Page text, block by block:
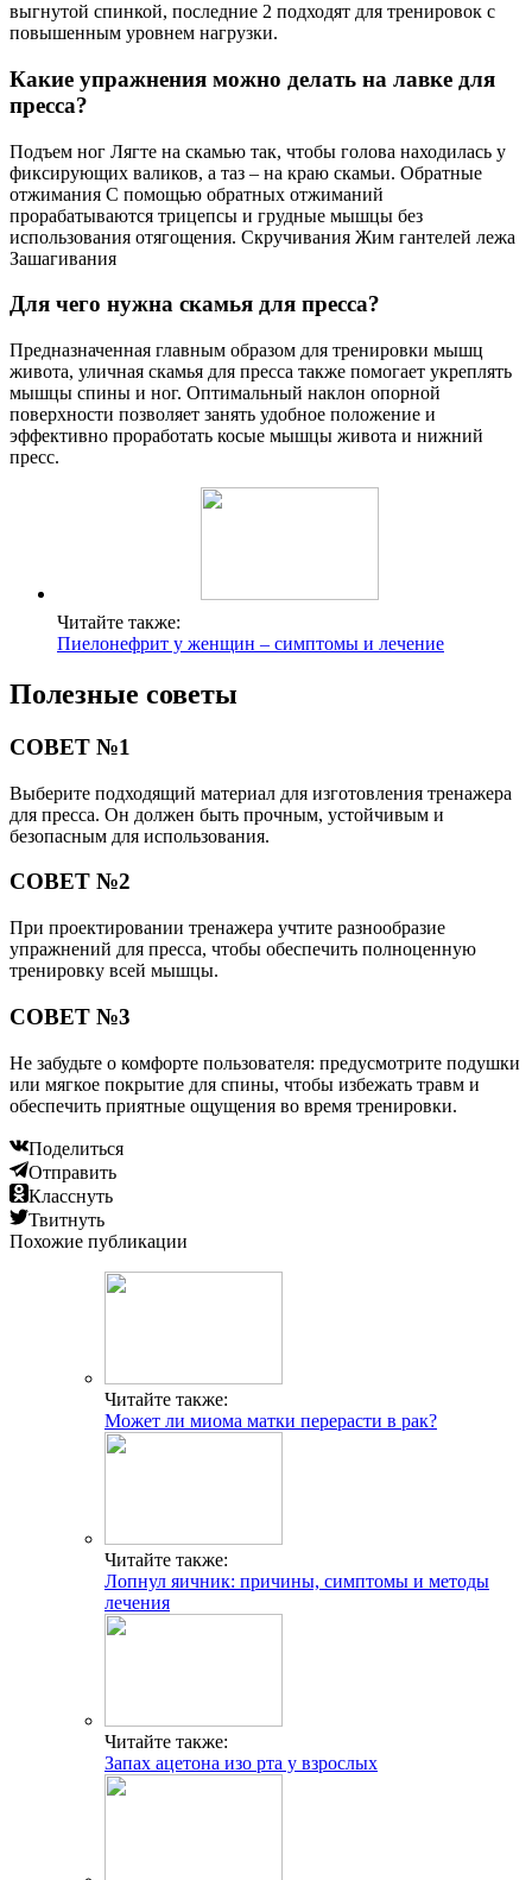
выгнутой спинкой, последние 2 подходят для тренировок с
повышенным уровнем нагрузки.
Какие упражнения можно делать на лавке для
пресса?
Подъем ног Лягте на скамью так, чтобы голова находилась у
фиксирующих валиков, а таз – на краю скамьи. Обратные
отжимания С помощью обратных отжиманий
прорабатываются трицепсы и грудные мышцы без
использования отягощения. Скручивания Жим гантелей лежа
Зашагивания
Для чего нужна скамья для пресса?
Предназначенная главным образом для тренировки мышц
живота, уличная скамья для пресса также помогает укреплять
мышцы спины и ног. Оптимальный наклон опорной
поверхности позволяет занять удобное положение и
эффективно проработать косые мышцы живота и нижний
пресс.
Читайте также:
Пиелонефрит у женщин – симптомы и лечение
Полезные советы
СОВЕТ №1
Выберите подходящий материал для изготовления тренажера
для пресса. Он должен быть прочным, устойчивым и
безопасным для использования.
СОВЕТ №2
При проектировании тренажера учтите разнообразие
упражнений для пресса, чтобы обеспечить полноценную
тренировку всей мышцы.
СОВЕТ №3
Не забудьте о комфорте пользователя: предусмотрите подушки
или мягкое покрытие для спины, чтобы избежать травм и
обеспечить приятные ощущения во время тренировки.
Поделиться
Отправить
Класснуть
Твитнуть
Похожие публикации
Читайте также:
Может ли миома матки перерасти в рак?
Читайте также:
Лопнул яичник: причины, симптомы и методы
лечения
Читайте также:
Запах ацетона изо рта у взрослых